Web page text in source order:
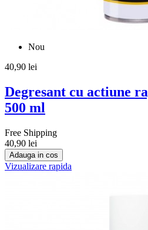
Nou
40,90 lei
Degresant cu actiune
500 ml
Free Shipping
40,90 lei
Adauga in cos
Vizualizare rapida